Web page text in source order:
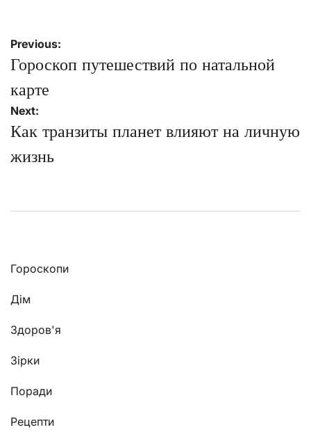
Навігація
записів
Previous:
Гороскоп путешествий по натальной
карте
Next:
Как транзиты планет влияют на личную
жизнь
Гороскопи
Дім
Здоров'я
Зірки
Поради
Рецепти